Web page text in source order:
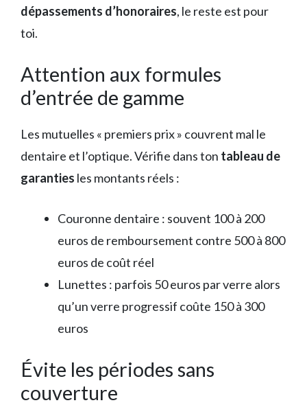
dépassements d’honoraires, le reste est pour
toi.
Attention aux formules
d’entrée de gamme
Les mutuelles « premiers prix » couvrent mal le
dentaire et l’optique. Vérifie dans ton tableau de
garanties les montants réels :
Couronne dentaire : souvent 100 à 200
euros de remboursement contre 500 à 800
euros de coût réel
Lunettes : parfois 50 euros par verre alors
qu’un verre progressif coûte 150 à 300
euros
Évite les périodes sans
couverture